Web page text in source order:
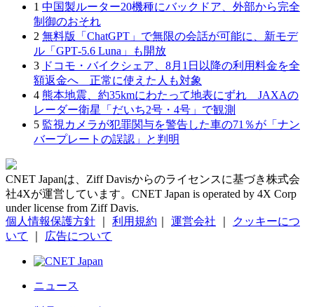
1 中国製ルーター20機種にバックドア、外部から完全
制御のおそれ
2 無料版「ChatGPT」で無限の会話が可能に、新モデ
ル「GPT‑5.6 Luna」も開放
3 ドコモ・バイクシェア、8月1日以降の利用料金を全
額返金へ 正常に使えた人も対象
4 熊本地震、約35kmにわたって地表にずれ JAXAの
レーダー衛星「だいち2号・4号」で観測
5 監視カメラが犯罪関与を警告した車の71％が「ナン
バープレートの誤認」と判明
CNET Japanは、Ziff Davisからのライセンスに基づき株式会
社4Xが運営しています。CNET Japan is operated by 4X Corp
under license from Ziff Davis.
個人情報保護方針
利用規約 運営会社
クッキーにつ
いて
広告について
ニュース